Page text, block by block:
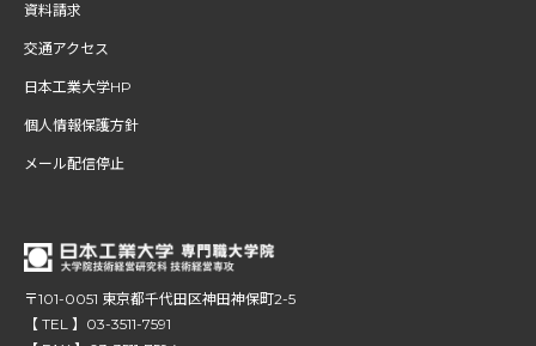
資料請求
交通アクセス
日本工業大学HP
個人情報保護方針
メール配信停止
〒101-0051 東京都千代田区神田神保町2-5
【 TEL 】03-3511-7591